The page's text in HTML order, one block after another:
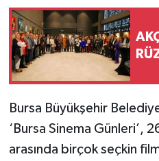
Bursa Büyükşehir
‘Bursa Sinema Günleri’,
arasında birçok seçkin